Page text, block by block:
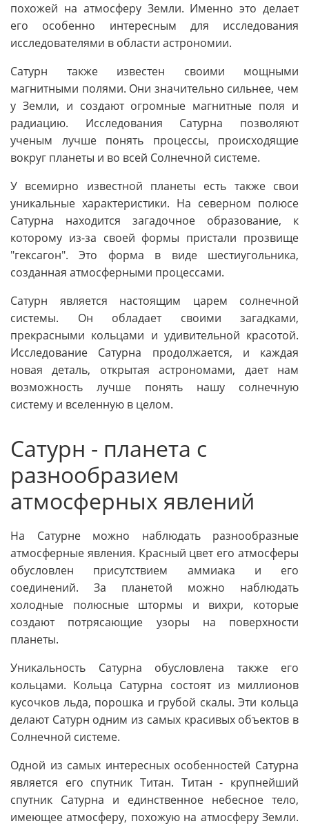
похожей на атмосферу Земли. Именно это делает
его особенно интересным для исследования
исследователями в области астрономии.
Сатурн также известен своими мощными
магнитными полями. Они значительно сильнее, чем
у Земли, и создают огромные магнитные поля и
радиацию. Исследования Сатурна позволяют
ученым лучше понять процессы, происходящие
вокруг планеты и во всей Солнечной системе.
У всемирно известной планеты есть также свои
уникальные характеристики. На северном полюсе
Сатурна находится загадочное образование, к
которому из-за своей формы пристали прозвище
"гексагон". Это форма в виде шестиугольника,
созданная атмосферными процессами.
Сатурн является настоящим царем солнечной
системы. Он обладает своими загадками,
прекрасными кольцами и удивительной красотой.
Исследование Сатурна продолжается, и каждая
новая деталь, открытая астрономами, дает нам
возможность лучше понять нашу солнечную
систему и вселенную в целом.
Сатурн - планета с
разнообразием
атмосферных явлений
На Сатурне можно наблюдать разнообразные
атмосферные явления. Красный цвет его атмосферы
обусловлен присутствием аммиака и его
соединений. За планетой можно наблюдать
холодные полюсные штормы и вихри, которые
создают потрясающие узоры на поверхности
планеты.
Уникальность Сатурна обусловлена также его
кольцами. Кольца Сатурна состоят из миллионов
кусочков льда, порошка и грубой скалы. Эти кольца
делают Сатурн одним из самых красивых объектов в
Солнечной системе.
Одной из самых интересных особенностей Сатурна
является его спутник Титан. Титан - крупнейший
спутник Сатурна и единственное небесное тело,
имеющее атмосферу, похожую на атмосферу Земли.